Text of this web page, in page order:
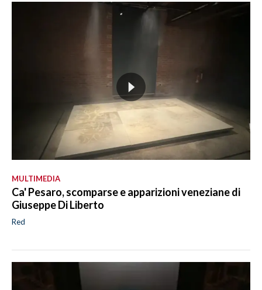
MULTIMEDIA
Ca' Pesaro, scomparse e apparizioni veneziane di
Giuseppe Di Liberto
Red